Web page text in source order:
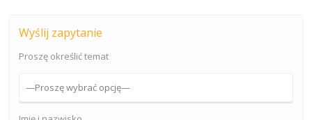
Wyślij zapytanie
Proszę określić temat